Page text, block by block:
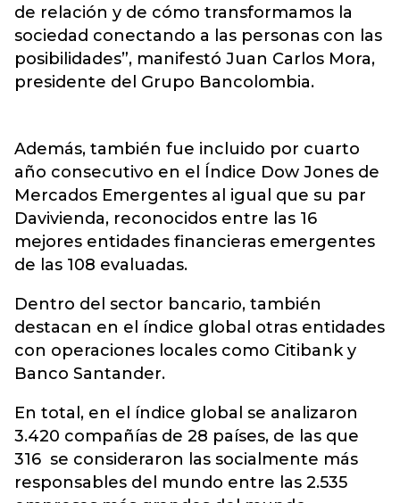
de relación y de cómo transformamos la
sociedad conectando a las personas con las
posibilidades”, manifestó Juan Carlos Mora,
presidente del Grupo Bancolombia.
Además, también fue incluido por cuarto
año consecutivo en el Índice Dow Jones de
Mercados Emergentes al igual que su par
Davivienda, reconocidos entre las 16
mejores entidades financieras emergentes
de las 108 evaluadas.
Dentro del sector bancario, también
destacan en el índice global otras entidades
con operaciones locales como Citibank y
Banco Santander.
En total, en el índice global se analizaron
3.420 compañías de 28 países, de las que
316 se consideraron las socialmente más
responsables del mundo entre las 2.535